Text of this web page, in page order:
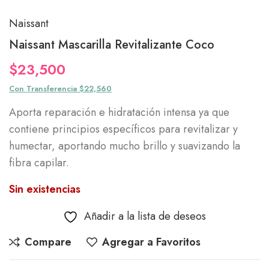
Naissant
Naissant Mascarilla Revitalizante Coco
$23,500
Con Transferencia $22,560
Aporta reparación e hidratación intensa ya que
contiene principios específicos para revitalizar y
humectar, aportando mucho brillo y suavizando la
fibra capilar.
Sin existencias
Añadir a la lista de deseos
Compare
Agregar a Favoritos